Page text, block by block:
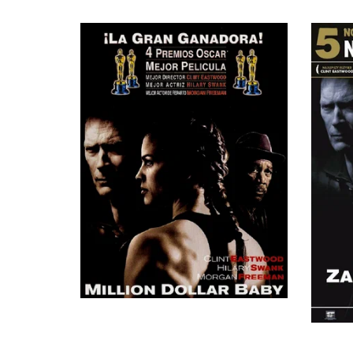
Irish Fan, в титрах не указан
Грант Робертс
Cornerman, в титрах не указан
Розин «Эйс» Хэйтем
Мими Лессеос
Billie's Opponent, в титрах не указан
Синтия Прюдер